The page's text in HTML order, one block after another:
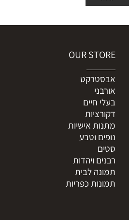
OUR STORE
אבסטרקט
אורבני
בעלי חיים
דקורציות
מתנות אישיות
נופים וטבע
סטים
רבנים ויהדות
תמונה לבית
תמונות כפריות